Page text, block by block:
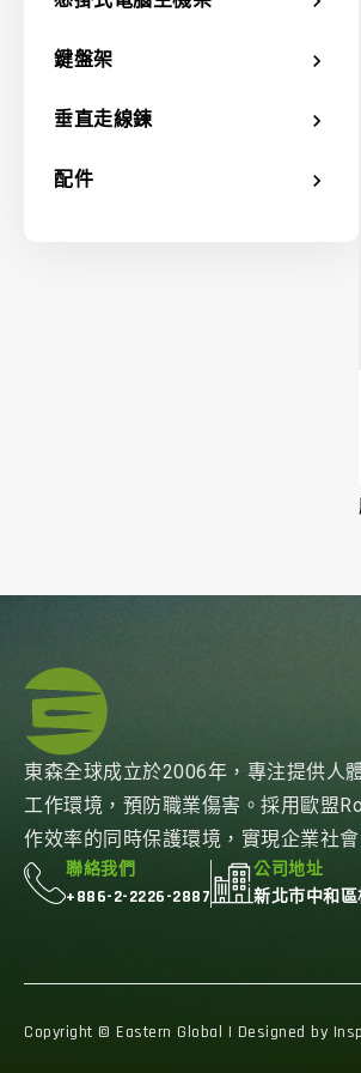
鍵盤架 chevron_right
垂直走線鍊 chevron_right
配件 chevron_right
東森全球成立於2006年，專注提供人
工作環境，預防職業傷害。採用歐盟
作效率的同時保護環境，實現企業社會
聯絡我們
+886-2-2226-2887
公司地址
新北市中和
Copyright © Eastern Global | Designed by